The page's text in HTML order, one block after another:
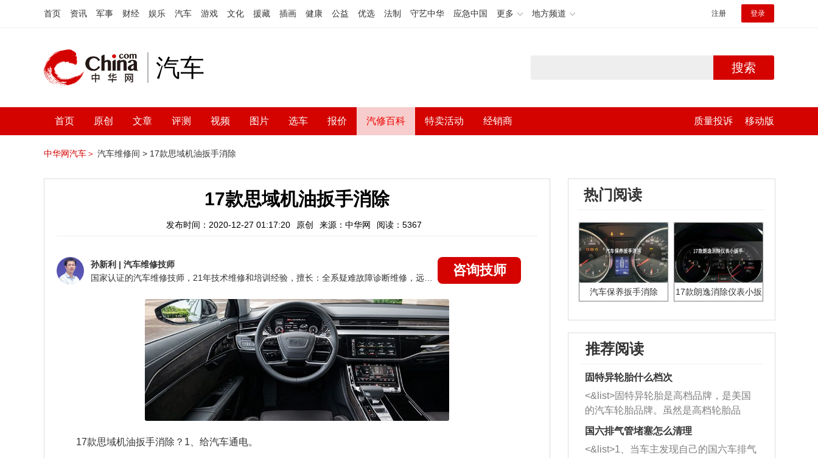
首页 资讯 军事 财经 娱乐 汽车 游戏 文化 援藏 插画 健康 公益 优选 法制 守艺中华 应急中国 更多 地方频道 注册 登录
汽车 搜索
首页 原创 文章 评测 视频 图片 选车 报价 汽修百科 特卖活动 经销商 质量投诉 移动版
中华网汽车＞ 汽车维修间 > 17款思域机油扳手消除
17款思域机油扳手消除
发布时间：2020-12-27 01:17:20 原创 来源：中华网 阅读：5367
孙新利 | 汽车维修技师
咨询技师
17款思域机油扳手消除？ 1、给汽车通电。
热门阅读
汽车保养扳手消除
17款朗逸消除仪表小扳
推荐阅读
固特异轮胎什么档次
<&list>固特异轮胎是高档品牌，是美国
的汽车轮胎品牌。虽然是高档轮胎品
牌，但是中高低端的轮胎都有生产，这
也是为了更好的开拓市场。
国六排气管堵塞怎么清理
<&list>1、当车主发现自己的国六车排气